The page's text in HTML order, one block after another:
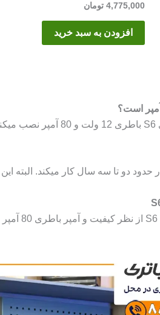
4,775,000 تومان
افزودن به سبد خرید